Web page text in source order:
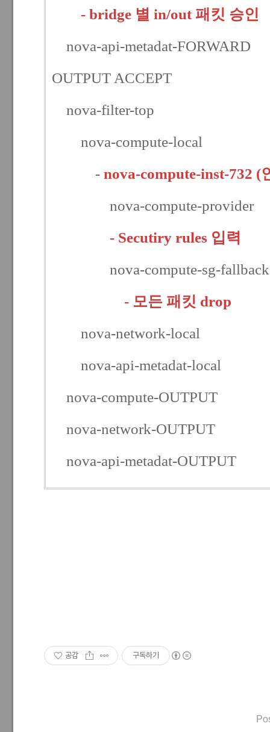
- bridge 별 in/out 패킷 승인
nova-api-metadat-FORWARD
OUTPUT ACCEPT
nova-filter-top
nova-compute-local
- nova-compute-inst-732 (
nova-compute-provider
- Secutiry rules 입력
nova-compute-sg-fallback
- 모든 패킷 drop
nova-network-local
nova-api-metadat-local
nova-compute-OUTPUT
nova-network-OUTPUT
nova-api-metadat-OUTPUT
공감 구독하기